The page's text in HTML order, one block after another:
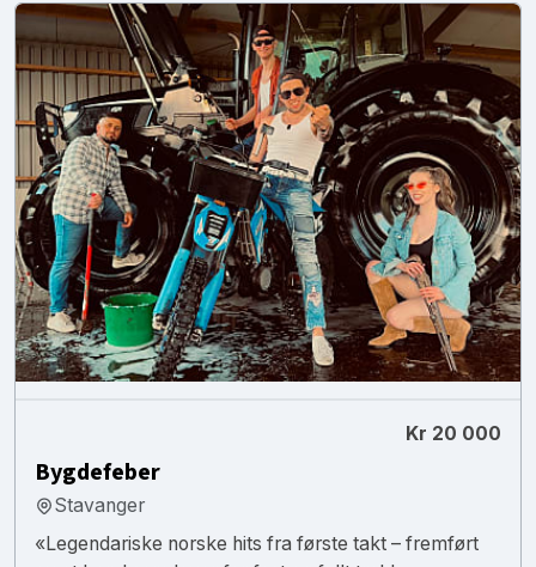
Kr 20 000
Bygdefeber
Stavanger
«Legendariske norske hits fra første takt – fremført